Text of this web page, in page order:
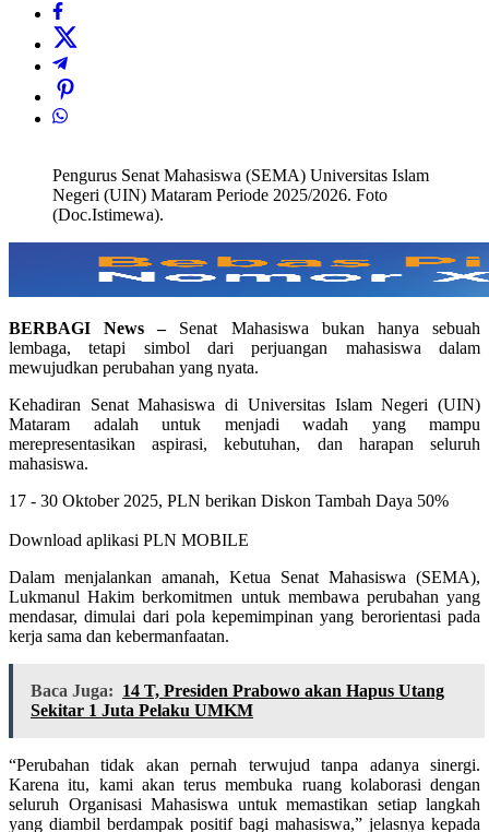
Pengurus Senat Mahasiswa (SEMA) Universitas Islam
Negeri (UIN) Mataram Periode 2025/2026. Foto
(Doc.Istimewa).
BERBAGI News – Senat Mahasiswa bukan hanya sebuah
lembaga, tetapi simbol dari perjuangan mahasiswa dalam
mewujudkan perubahan yang nyata.
Kehadiran Senat Mahasiswa di Universitas Islam Negeri (UIN)
Mataram adalah untuk menjadi wadah yang mampu
merepresentasikan aspirasi, kebutuhan, dan harapan seluruh
mahasiswa.
17 - 30 Oktober 2025, PLN berikan Diskon Tambah Daya 50%
Download aplikasi PLN MOBILE
Dalam menjalankan amanah, Ketua Senat Mahasiswa (SEMA),
Lukmanul Hakim berkomitmen untuk membawa perubahan yang
mendasar, dimulai dari pola kepemimpinan yang berorientasi pada
kerja sama dan kebermanfaatan.
Baca Juga: 14 T, Presiden Prabowo akan Hapus Utang
Sekitar 1 Juta Pelaku UMKM
“Perubahan tidak akan pernah terwujud tanpa adanya sinergi.
Karena itu, kami akan terus membuka ruang kolaborasi dengan
seluruh Organisasi Mahasiswa untuk memastikan setiap langkah
yang diambil berdampak positif bagi mahasiswa,” jelasnya kepada